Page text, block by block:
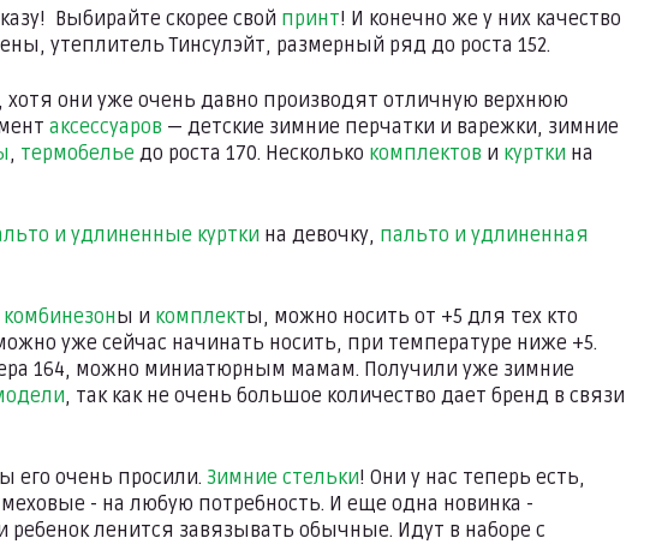
Выбирайте скорее свой принт! И конечно же у них качество
утеплитель Тинсулэйт, размерный ряд до роста 152.
они уже очень давно производят отличную верхнюю
аксессуаров — детские зимние перчатки и варежки, зимние
, термобелье до роста 170. Несколько комплектов и куртки на
и удлиненные куртки на девочку, пальто и удлиненная
комбинезоны и комплекты, можно носить от +5 для тех кто
уже сейчас начинать носить, при температуре ниже +5.
164, можно миниатюрным мамам. Получили уже зимние
, так как не очень большое количество дает бренд в связи
его очень просили. Зимние стельки! Они у нас теперь есть,
- на любую потребность. И еще одна новинка -
ребенок ленится завязывать обычные. Идут в наборе с